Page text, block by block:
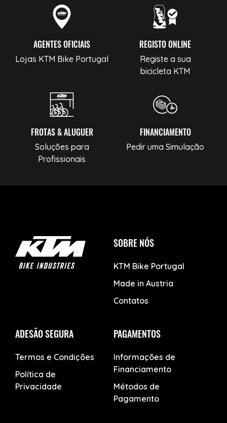
AGENTES OFICIAIS
Lojas KTM Bike Portugal
REGISTO ONLINE
Registe a sua
bicicleta KTM
FROTAS & ALUGUER
Soluções para
Profissionais
FINANCIAMENTO
Pedir uma Simulação
SOBRE NÓS
KTM Bike Portugal
Made in Austria
Contatos
ADESÃO SEGURA
Termos e Condições
Política de
Privacidade
PAGAMENTOS
Informações de
Financiamento
Métodos de
Pagamento